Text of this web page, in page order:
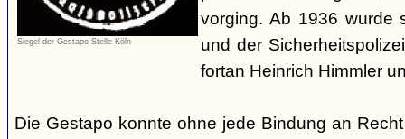
Siegel der Gestapo-Stelle Köln
vorging. Ab 1936 wurde
und der
fortan Heinrich Himmler
Die Gestapo konnte ohne jede Bindung an